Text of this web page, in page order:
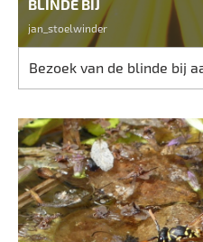
BLINDE BIJ
jan_stoelwinder
Bezoek van de blinde bij